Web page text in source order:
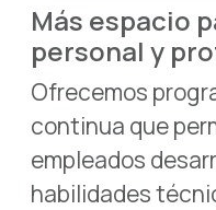
Más espacio
personal y
Ofrecemos
continua que
empleados
habilidades